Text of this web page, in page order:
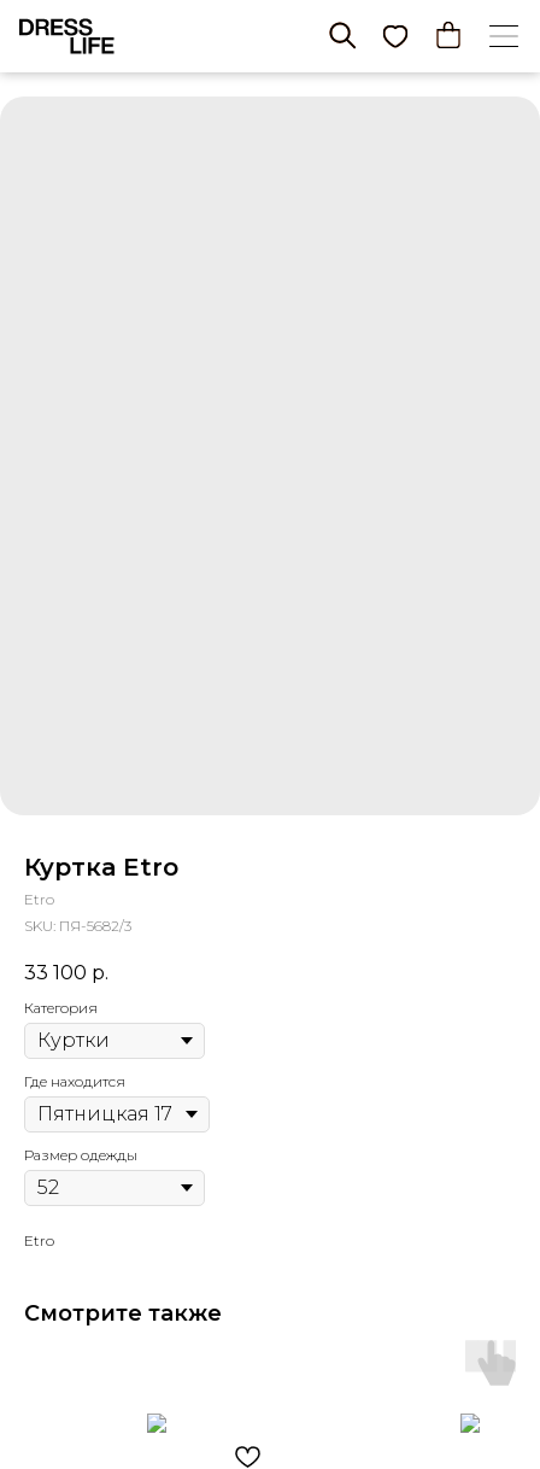
Куртка Etro
Etro
SKU: ПЯ-5682/3
33 100 р.
Категория
Где находится
Размер одежды
Etro
Смотрите также